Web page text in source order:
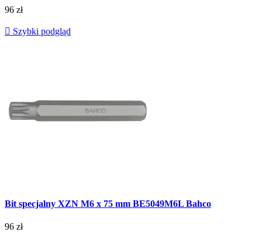
96 zł
 Szybki podgląd
Bit specjalny XZN M6 x 75 mm BE5049M6L Bahco
96 zł